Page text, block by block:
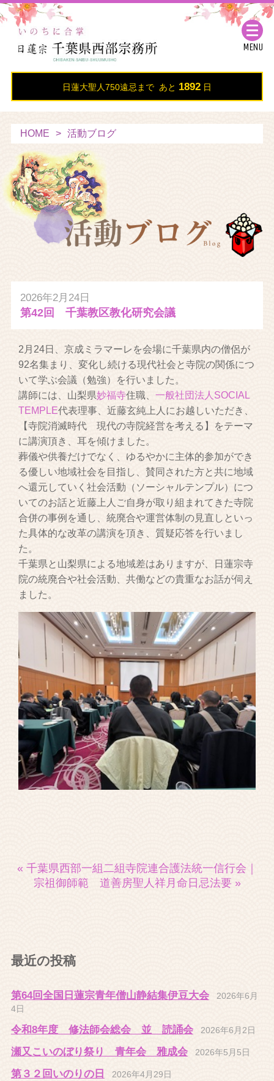
MENU
日蓮大聖人750遠忌まで あと 1892 日
HOME 活動ブログ
2026年2月24日
第42回 千葉教区教化研究会議
2月24日、京成ミラマーレを会場に千葉県内の僧侶が
92名集まり、変化し続ける現代社会と寺院の関係につ
いて学ぶ会議（勉強）を行いました。
講師には、山梨県妙福寺住職、一般社団法人SOCIAL
TEMPLE代表理事、近藤玄純上人にお越しいただき、
【寺院消滅時代 現代の寺院経営を考える】をテーマ
に講演頂き、耳を傾けました。
葬儀や供養だけでなく、ゆるやかに主体的参加ができ
る優しい地域社会を目指し、賛同された方と共に地域
へ還元していく社会活動（ソーシャルテンプル）につ
いてのお話と近藤上人ご自身が取り組まれてきた寺院
合併の事例を通し、統廃合や運営体制の見直しといっ
た具体的な改革の講演を頂き、質疑応答を行いまし
た。
千葉県と山梨県による地域差はありますが、日蓮宗寺
院の統廃合や社会活動、共働などの貴重なお話が伺え
ました。
« 千葉県西部一組二組寺院連合護法統一信行会
宗祖御師範 道善房聖人祥月命日忌法要 »
最近の投稿
第64回全国日蓮宗青年僧山静結集伊豆大会
2026年6月
4日
令和8年度 修法師会総会 並 読誦会 2026年6月2日
瀬又こいのぼり祭り 青年会 雅成会 2026年5月5日
第３２回いのりの日 2026年4月29日